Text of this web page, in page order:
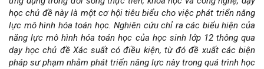
bài
viết
học chủ đề này là một cơ hội tiêu biểu cho việc phát triển năng
lực mô hình hóa toán học. Nghiên cứu chỉ ra các biểu hiện của
năng lực mô hình hóa toán học của học sinh lớp 12 thông qua
dạy học chủ đề Xác suất có điều kiện, từ đó đề xuất các biện
pháp sư phạm nhằm phát triển năng lực này trong quá trình học